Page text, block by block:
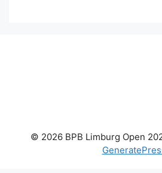
© 2026 BPB Limburg Open